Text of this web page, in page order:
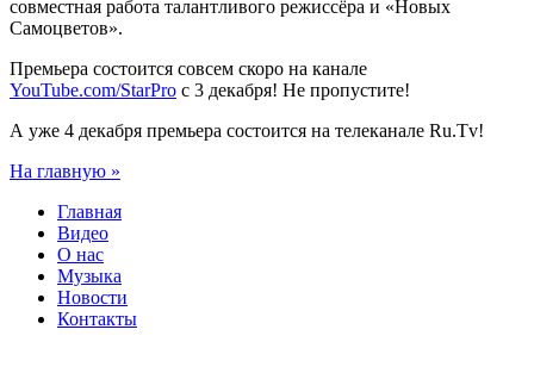
совместная работа талантливого режиссёра и «Новых
Самоцветов».
Премьера состоится совсем скоро на канале
YouTube.com/StarPro с 3 декабря! Не пропустите!
А уже 4 декабря премьера состоится на телеканале Ru.Tv!
На главную »
Главная
Видео
О нас
Музыка
Новости
Контакты